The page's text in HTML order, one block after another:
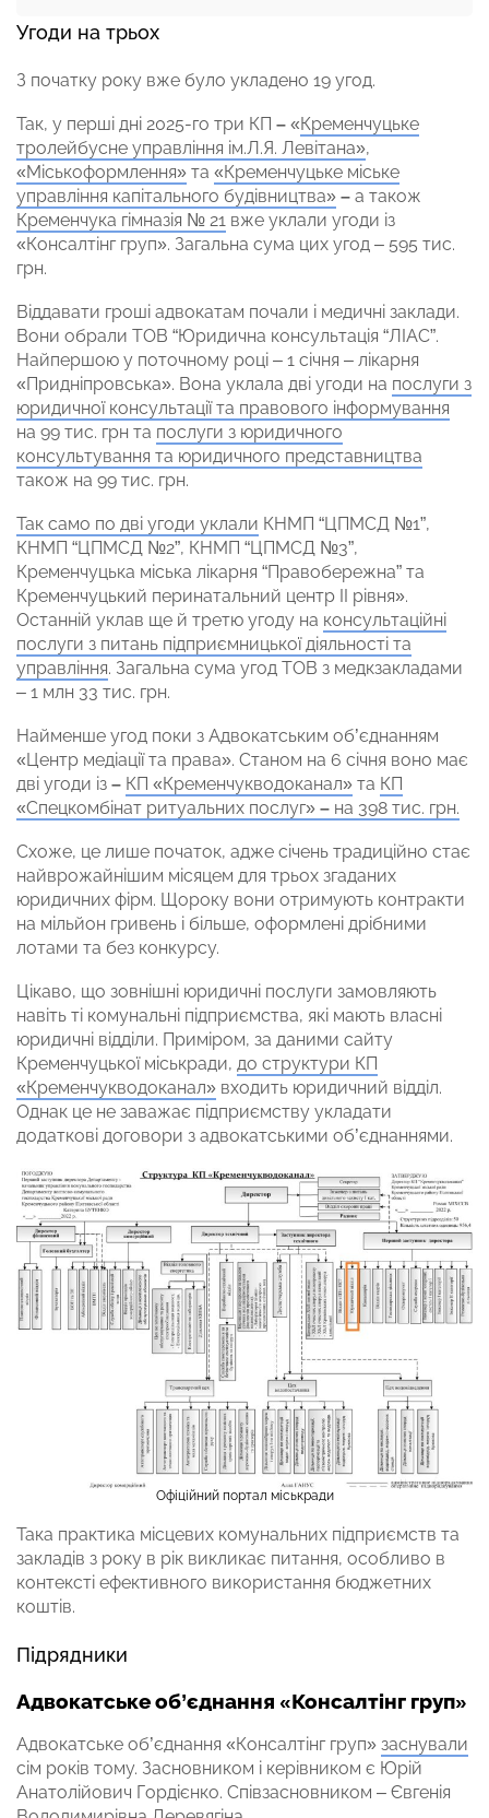
Угоди на трьох
З початку року вже було укладено 19 угод.
Так, у перші дні 2025-го три КП – «Кременчуцьке
тролейбусне управління ім.Л.Я. Левітана»,
«Міськоформлення» та «Кременчуцьке міське
управління капітального будівництва» – а також
Кременчука гімназія № 21 вже уклали угоди із
«Консалтінг груп». Загальна сума цих угод – 595 тис.
грн.
Віддавати гроші адвокатам почали і медичні заклади.
Вони обрали ТОВ “Юридична консультація “ЛІАС”.
Найпершою у поточному році – 1 січня – лікарня
«Придніпровська». Вона уклала дві угоди на послуги з
юридичної консультації та правового інформування
на 99 тис. грн та послуги з юридичного
консультування та юридичного представництва
також на 99 тис. грн.
Так само по дві угоди уклали КНМП “ЦПМСД №1”,
КНМП “ЦПМСД №2”, КНМП “ЦПМСД №3”,
Кременчуцька міська лікарня “Правобережна” та
Кременчуцький перинатальний центр II рівня».
Останній уклав ще й третю угоду на консультаційні
послуги з питань підприємницької діяльності та
управління. Загальна сума угод ТОВ з медкзакладами
– 1 млн 33 тис. грн.
Найменше угод поки з Адвокатським об’єднанням
«Центр медіації та права». Станом на 6 січня воно має
дві угоди із – КП «Кременчукводоканал» та КП
«Спецкомбінат ритуальних послуг» – на 398 тис. грн.
Схоже, це лише початок, адже січень традиційно стає
найврожайнішим місяцем для трьох згаданих
юридичних фірм. Щороку вони отримують контракти
на мільйон гривень і більше, оформлені дрібними
лотами та без конкурсу.
Цікаво, що зовнішні юридичні послуги замовляють
навіть ті комунальні підприємства, які мають власні
юридичні відділи. Приміром, за даними сайту
Кременчуцької міськради, до структури КП
«Кременчукводоканал» входить юридичний відділ.
Однак це не заважає підприємству укладати
додаткові договори з адвокатськими об’єднаннями.
Офіційний портал міськради
Така практика місцевих комунальних підприємств та
закладів з року в рік викликає питання, особливо в
контексті ефективного використання бюджетних
коштів.
Підрядники
Адвокатське об’єднання «Консалтінг груп»
Адвокатське об’єднання «Консалтінг груп» заснували
сім років тому. Засновником і керівником є Юрій
Анатолійович Гордієнко. Співзасновником – Євгенія